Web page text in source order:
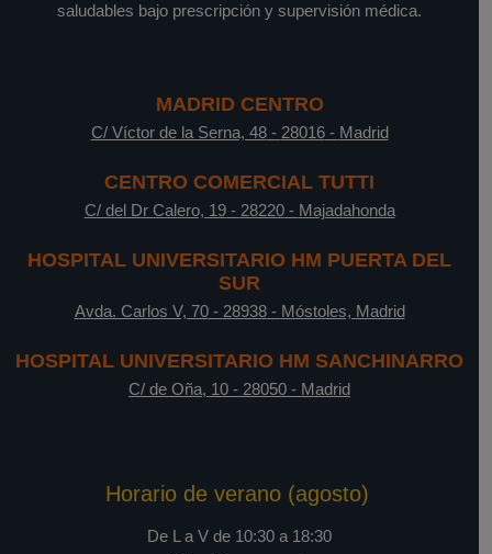
saludables bajo prescripción y supervisión médica.
MADRID CENTRO
C/ Víctor de la Serna, 48- 28016- Madrid
CENTRO COMERCIAL TUTTI
C/ del Dr Calero, 19- 28220- Majadahonda
HOSPITAL UNIVERSITARIO HM PUERTA DEL
SUR
Avda. Carlos V, 70- 28938- Móstoles, Madrid
HOSPITAL UNIVERSITARIO HM SANCHINARRO
C/ de Oña, 10 - 28050 - Madrid
Horario de verano (agosto)
De L a V de 10:30 a 18:30